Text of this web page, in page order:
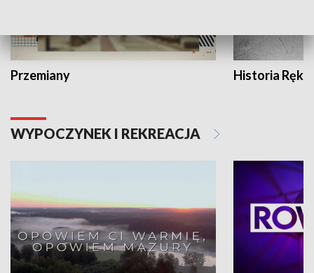
Przemiany Historia Ręką
WYPOCZYNEK I REKREACJA